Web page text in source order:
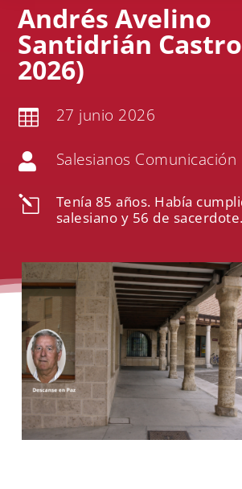
Andrés Avelino
Santidrián
2026)
 27 junio 2026
 Salesianos Comunicación
l
Tenía 85 años. Había
salesiano y 56 de sacerdote.